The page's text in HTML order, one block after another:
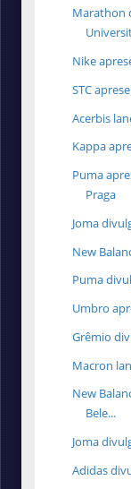
Marathon
Nike
STC
Acerbis
Kappa
Puma
Praga
Joma
New
Puma
Umbro
Grêmio
Macron
New
Bele...
Joma
Adidas